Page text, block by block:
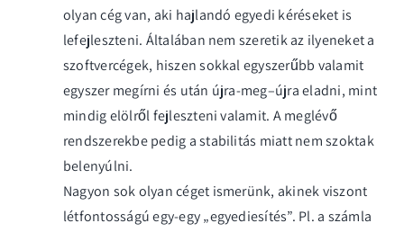
olyan cég van, aki hajlandó egyedi kéréseket is
lefejleszteni. Általában nem szeretik az ilyeneket a
szoftvercégek, hiszen sokkal egyszerűbb valamit
egyszer megírni és után újra-meg–újra eladni, mint
mindig elölről fejleszteni valamit. A meglévő
rendszerekbe pedig a stabilitás miatt nem szoktak
belenyúlni.
Nagyon sok olyan céget ismerünk, akinek viszont
létfontosságú egy-egy „egyediesítés”. Pl. a számla